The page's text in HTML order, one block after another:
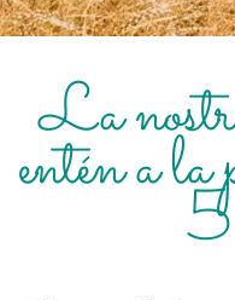
La
entén a la
5